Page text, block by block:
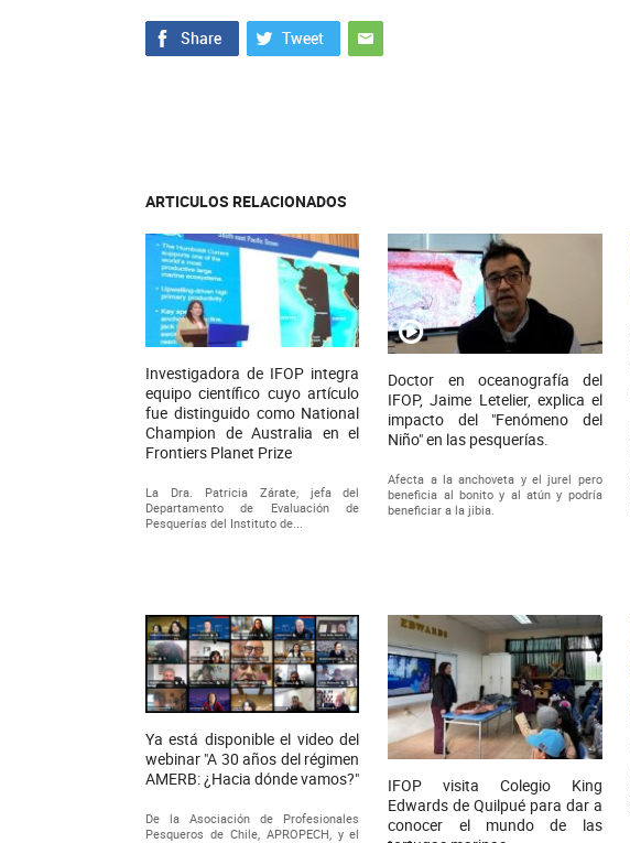
ARTICULOS RELACIONADOS
Investigadora de IFOP integra
equipo científico cuyo artículo
fue distinguido como National
Champion de Australia en el
Frontiers Planet Prize
La Dra. Patricia Zárate, jefa del
Departamento de Evaluación de
Pesquerías del Instituto de...
Doctor en oceanografía del
IFOP, Jaime Letelier, explica el
impacto del "Fenómeno del
Niño" en las pesquerías.
Afecta a la anchoveta y el jurel pero
beneficia al bonito y al atún y podría
beneficiar a la jibia.
Ya está disponible el video del
webinar "A 30 años del régimen
AMERB: ¿Hacia dónde vamos?"
De la Asociación de Profesionales
Pesqueros de Chile, APROPECH, y el
IFOP visita Colegio King
Edwards de Quilpué para dar a
conocer el mundo de las